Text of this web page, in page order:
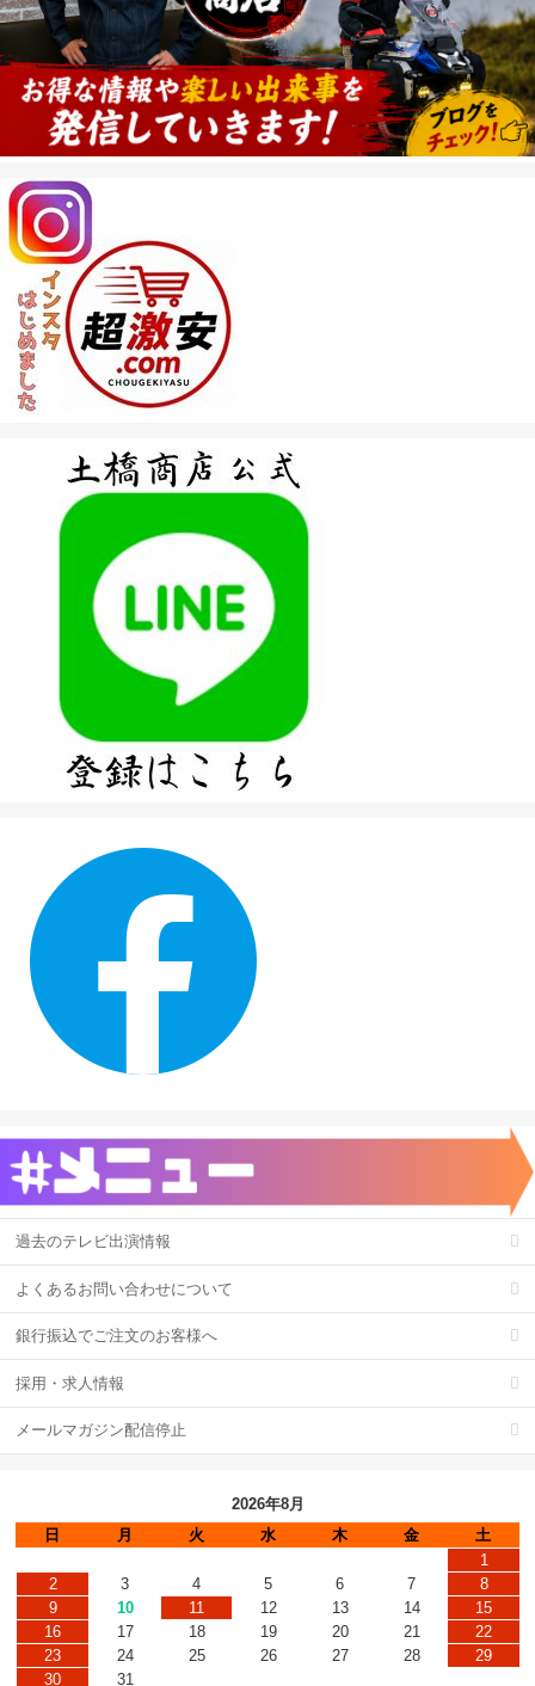
過去のテレビ出演情報
よくあるお問い合わせについて
銀行振込でご注文のお客様へ
採用・求人情報
メールマガジン配信停止
2026年8月
日
月 火 水 木 金
土
1
2
3 4 5 6 7
8
9
10 11 12 13 14
15
16
17 18 19 20 21
22
23
24 25 26 27 28
29
30
31